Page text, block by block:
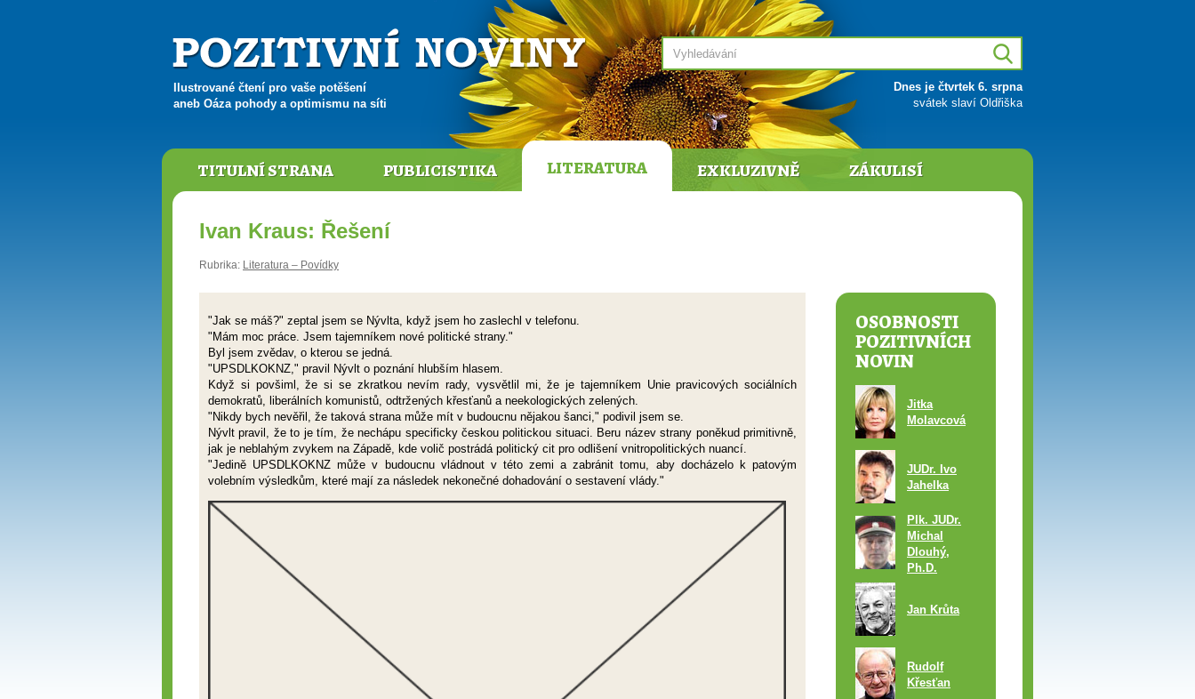
Ilustrované čtení pro vaše potěšení
aneb Oáza pohody a optimismu na síti
Dnes je čtvrtek 6. srpna
svátek slaví Oldřiška
TITULNÍ STRANA PUBLICISTIKA LITERATURA EXKLUZIVNĚ ZÁKULISÍ
Ivan Kraus: Řešení
Rubrika: Literatura – Povídky
"Jak se máš?" zeptal jsem se Nývlta, když jsem ho zaslechl v telefonu.
"Mám moc práce. Jsem tajemníkem nové politické strany."
Byl jsem zvědav, o kterou se jedná.
"UPSDLKOKNZ," pravil Nývlt o poznání hlubším hlasem.
Když si povšiml, že si se zkratkou nevím rady, vysvětlil mi, že je tajemníkem Unie pravicových sociálních
demokratů, liberálních komunistů, odtržených křesťanů a neekologických zelených.
"Nikdy bych nevěřil, že taková strana může mít v budoucnu nějakou šanci," podivil jsem se.
Nývlt pravil, že to je tím, že nechápu specificky českou politickou situaci. Beru název strany poněkud primitivně,
jak je neblahým zvykem na Západě, kde volič postrádá politický cit pro odlišení vnitropolitických nuancí.
"Jedině UPSDLKOKNZ může v budoucnu vládnout v této zemi a zabránit tomu, aby docházelo k patovým
volebním výsledkům, které mají za následek nekonečné dohadování o sestavení vlády."
OSOBNOSTI
POZITIVNÍCH
NOVIN
Jitka
Molavcová
JUDr. Ivo
Jahelka
Plk. JUDr.
Michal
Dlouhý,
Ph.D.
Jan Krůta
Rudolf
Křesťan